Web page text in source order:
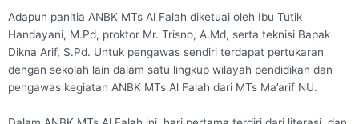
Adapun panitia ANBK MTs Al Falah diketuai oleh Ibu Tutik
Handayani, M.Pd, proktor Mr. Trisno, A.Md, serta teknisi Bapak
Dikna Arif, S.Pd. Untuk pengawas sendiri terdapat pertukaran
dengan sekolah lain dalam satu lingkup wilayah pendidikan dan
pengawas kegiatan ANBK MTs Al Falah dari MTs Ma’arif NU.